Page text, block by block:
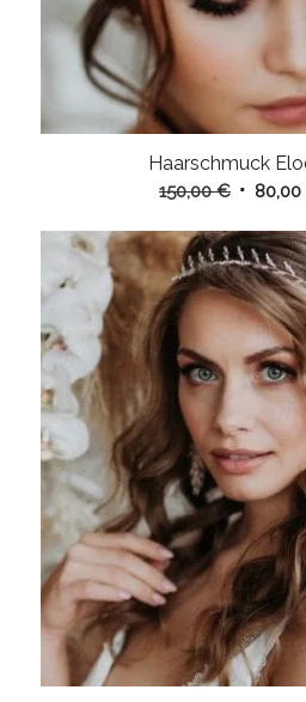
Haarschmuck
150,00€
war:
150,00 €
80,00